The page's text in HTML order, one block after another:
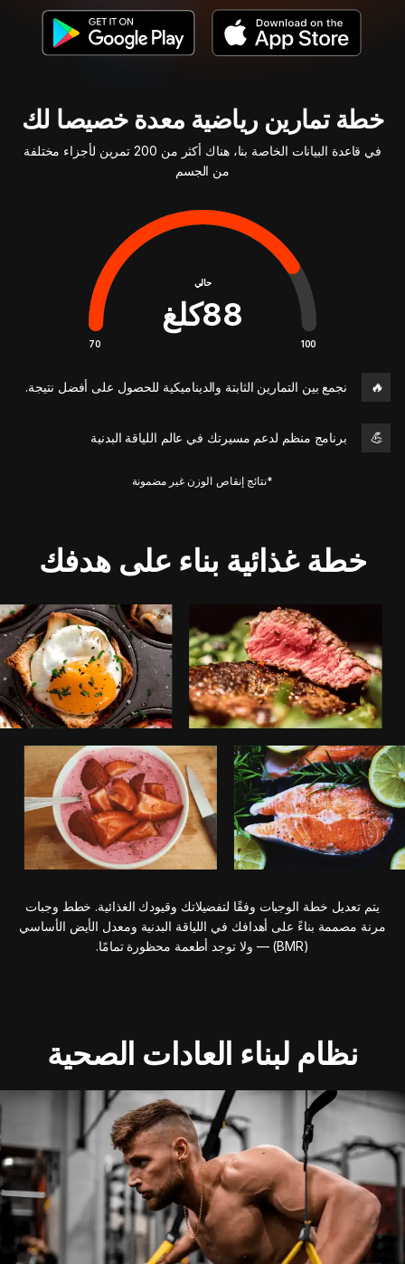
خطة تمارين رياضية معدة خصيصا لك
في قاعدة البيانات الخاصة بنا، هناك أكثر من 200 تمرين لأجزاء مختلفة
من الجسم
حالي
88كلغ
100
70
🔥 نجمع بين التمارين الثابتة والديناميكية للحصول على أفضل نتيجة.
💪 برنامج منظم لدعم مسيرتك في عالم اللياقة البدنية
*نتائج إنقاص الوزن غير مضمونة
خطة غذائية بناء على هدفك
يتم تعديل خطة الوجبات وفقًا لتفضيلاتك وقيودك الغذائية. خطط وجبات
مرنة مصممة بناءً على أهدافك في اللياقة البدنية ومعدل الأيض الأساسي
(BMR) — ولا توجد أطعمة محظورة تمامًا.
نظام لبناء العادات الصحية